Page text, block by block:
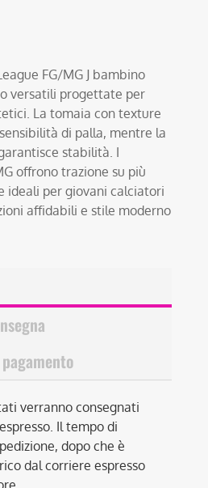
FG/MG J bambino
versatili progettate per
La tomaia con texture
di palla, mentre la
stabilità. I
offrono trazione su più
ideali per giovani calciatori
affidabili e stile moderno
verranno consegnati
Il tempo di
dopo che è
dal corriere espresso